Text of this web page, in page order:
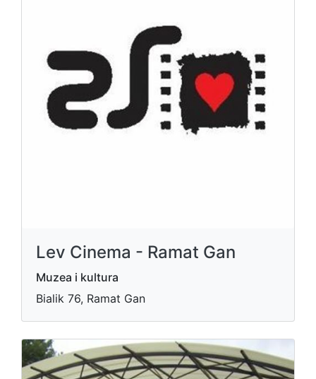
Lev Cinema - Ramat Gan
Muzea i kultura
Bialik 76, Ramat Gan